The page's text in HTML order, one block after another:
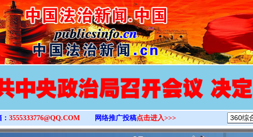
>
3555333776@QQ.COM 网络推广投稿点击进入>>>